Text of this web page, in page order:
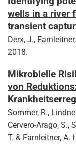
wells in a river
transient
Derx, J.,
2018.
Mikrobielle
von
Sommer, R.,
Cervero-Arago, S.,
T. & Farnleitner, A.